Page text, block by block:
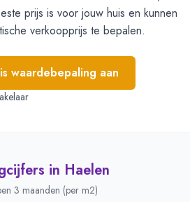
prijs is voor jouw huis en kunnen
verkoopprijs te bepalen.
waardebepaling aan
in Haelen
3 maanden (per m2)